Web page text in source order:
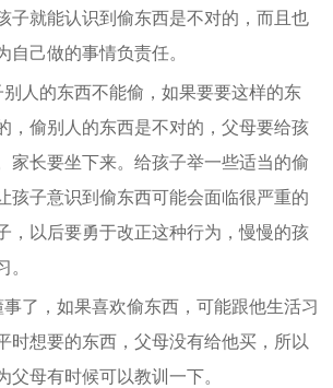
子就能认识到偷东西是不对的，而且也
自己做的事情负责任。
人的东西不能偷，如果要要这样的东
，偷别人的东西是不对的，父母要给孩
家长要坐下来。给孩子举一些适当的偷
孩子意识到偷东西可能会面临很严重的
，以后要勇于改正这种行为，慢慢的孩
。
了，如果喜欢偷东西，可能跟他生活习
时想要的东西，父母没有给他买，所以
父母有时候可以教训一下。